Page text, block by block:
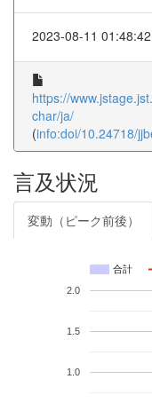
2023-08-11 01:48:42
https://
char/ja/
(info:doi/10.24718/
言及状況
変動（ピーク前後）
合計
1.0
1.5
2.0